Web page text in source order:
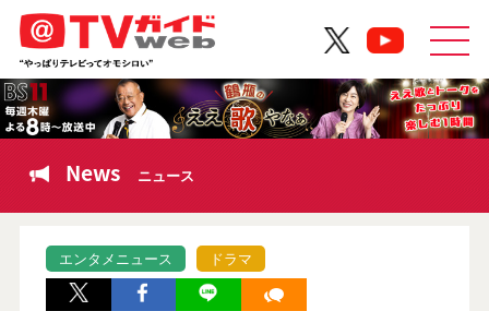
News ニュース
エンタメニュース ドラマ